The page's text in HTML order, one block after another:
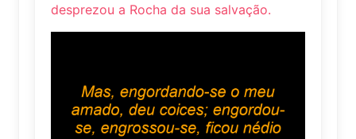
desprezou a Rocha da sua salvação.